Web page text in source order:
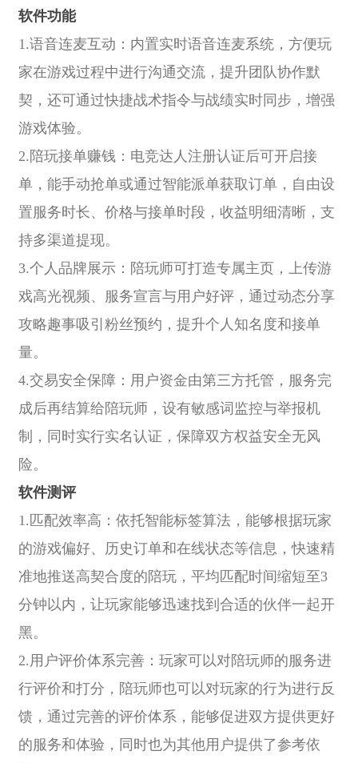
软件功能
1.语音连麦互动：内置实时语音连麦系统，方便玩
家在游戏过程中进行沟通交流，提升团队协作默
契，还可通过快捷战术指令与战绩实时同步，增强
游戏体验。
2.陪玩接单赚钱：电竞达人注册认证后可开启接
单，能手动抢单或通过智能派单获取订单，自由设
置服务时长、价格与接单时段，收益明细清晰，支
持多渠道提现。
3.个人品牌展示：陪玩师可打造专属主页，上传游
戏高光视频、服务宣言与用户好评，通过动态分享
攻略趣事吸引粉丝预约，提升个人知名度和接单
量。
4.交易安全保障：用户资金由第三方托管，服务完
成后再结算给陪玩师，设有敏感词监控与举报机
制，同时实行实名认证，保障双方权益安全无风
险。
软件测评
1.匹配效率高：依托智能标签算法，能够根据玩家
的游戏偏好、历史订单和在线状态等信息，快速精
准地推送高契合度的陪玩，平均匹配时间缩短至3
分钟以内，让玩家能够迅速找到合适的伙伴一起开
黑。
2.用户评价体系完善：玩家可以对陪玩师的服务进
行评价和打分，陪玩师也可以对玩家的行为进行反
馈，通过完善的评价体系，能够促进双方提供更好
的服务和体验，同时也为其他用户提供了参考依